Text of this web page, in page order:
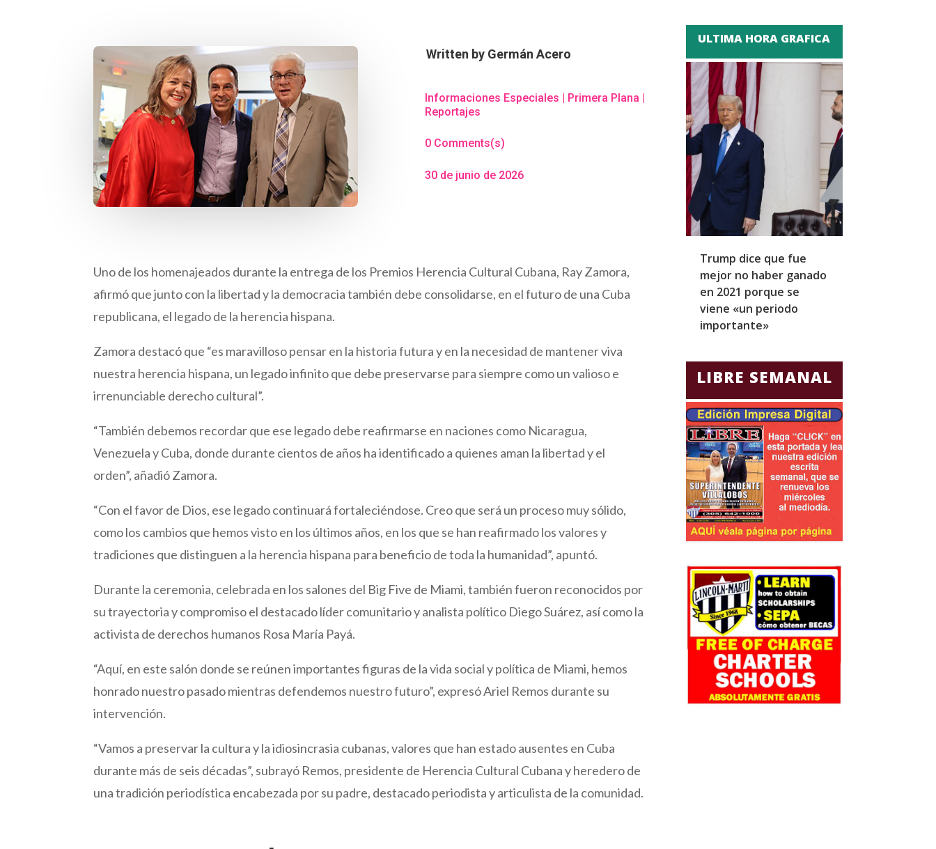
Written by Germán Acero
Informaciones Especiales | Primera Plana |
Reportajes
0 Comments(s)
30 de junio de 2026
Uno de los homenajeados durante la entrega de los Premios Herencia Cultural Cubana, Ray Zamora,
afirmó que junto con la libertad y la democracia también debe consolidarse, en el futuro de una Cuba
republicana, el legado de la herencia hispana.
Zamora destacó que “es maravilloso pensar en la historia futura y en la necesidad de mantener viva
nuestra herencia hispana, un legado infinito que debe preservarse para siempre como un valioso e
irrenunciable derecho cultural”.
“También debemos recordar que ese legado debe reafirmarse en naciones como Nicaragua,
Venezuela y Cuba, donde durante cientos de años ha identificado a quienes aman la libertad y el
orden”, añadió Zamora.
“Con el favor de Dios, ese legado continuará fortaleciéndose. Creo que será un proceso muy sólido,
como los cambios que hemos visto en los últimos años, en los que se han reafirmado los valores y
tradiciones que distinguen a la herencia hispana para beneficio de toda la humanidad”, apuntó.
Durante la ceremonia, celebrada en los salones del Big Five de Miami, también fueron reconocidos por
su trayectoria y compromiso el destacado líder comunitario y analista político Diego Suárez, así como la
activista de derechos humanos Rosa María Payá.
“Aquí, en este salón donde se reúnen importantes figuras de la vida social y política de Miami, hemos
honrado nuestro pasado mientras defendemos nuestro futuro”, expresó Ariel Remos durante su
intervención.
“Vamos a preservar la cultura y la idiosincrasia cubanas, valores que han estado ausentes en Cuba
durante más de seis décadas”, subrayó Remos, presidente de Herencia Cultural Cubana y heredero de
una tradición periodística encabezada por su padre, destacado periodista y articulista de la comunidad.
ULTIMA HORA GRAFICA
Trump dice que fue
mejor no haber ganado
en 2021 porque se
viene «un periodo
importante»
LIBRE SEMANAL